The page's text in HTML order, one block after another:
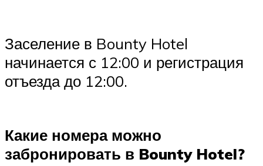
Заселение в Bounty Hotel
начинается с 12:00 и регистрация
отъезда до 12:00.
Какие номера можно
забронировать в Bounty Hotel?